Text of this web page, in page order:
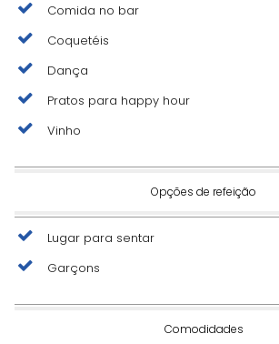
Comida no bar
Coquetéis
Dança
Pratos para happy hour
Vinho
Opções de refeição
Lugar para sentar
Garçons
Comodidades